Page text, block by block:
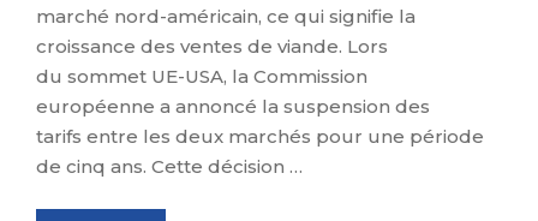
marché nord-américain, ce qui signifie la
croissance des ventes de viande. Lors
du sommet UE-USA, la Commission
européenne a annoncé la suspension des
tarifs entre les deux marchés pour une période
de cinq ans. Cette décision …